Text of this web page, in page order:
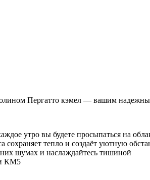
Пергатто кэмел — вашим
утро вы будете просыпаться на
сохраняет тепло и создаёт уютную
шумах и наслаждайтесь тишиной
КМ5